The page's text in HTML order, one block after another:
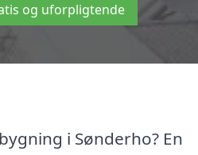
og uforpligtende
i Sønderho? En